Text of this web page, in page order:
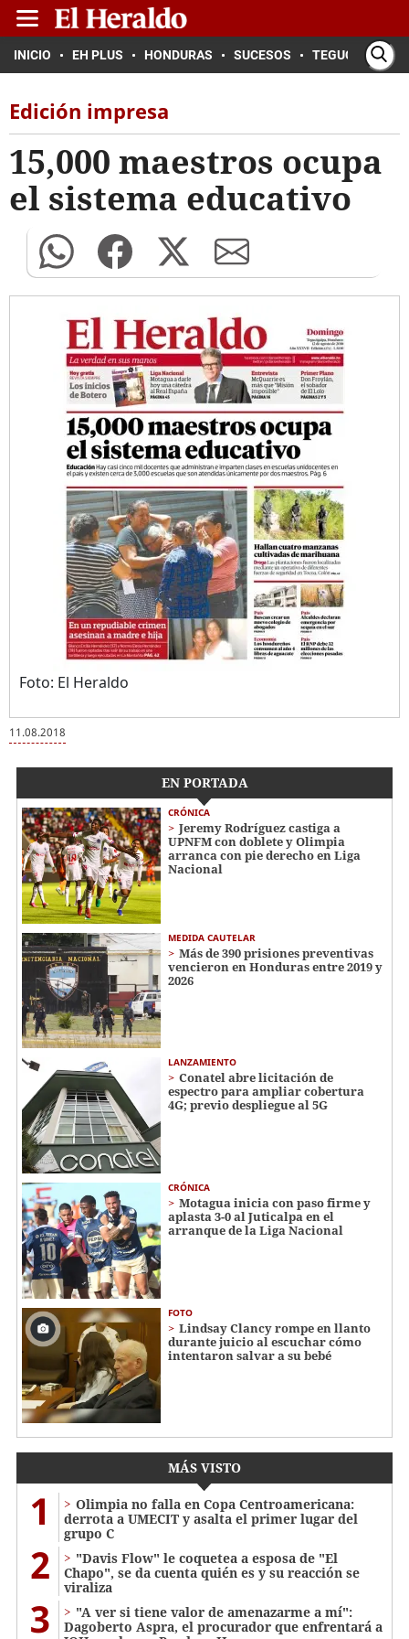
INICIO EH PLUS HONDURAS SUCESOS TEGUCIGALPA
Edición impresa
15,000 maestros ocupa
el sistema educativo
Foto: El Heraldo
11.08.2018
EN PORTADA
CRÓNICA
Jeremy Rodríguez castiga a
UPNFM con doblete y Olimpia
arranca con pie derecho en Liga
Nacional
MEDIDA CAUTELAR
Más de 390 prisiones preventivas
vencieron en Honduras entre 2019 y
2026
LANZAMIENTO
Conatel abre licitación de
espectro para ampliar cobertura
4G; previo despliegue al 5G
CRÓNICA
Motagua inicia con paso firme y
aplasta 3-0 al Juticalpa en el
arranque de la Liga Nacional
FOTO
Lindsay Clancy rompe en llanto
durante juicio al escuchar cómo
intentaron salvar a su bebé
MÁS VISTO
1
Olimpia no falla en Copa Centroamericana:
derrota a UMECIT y asalta el primer lugar del
grupo C
2
"Davis Flow" le coquetea a esposa de "El
Chapo", se da cuenta quién es y su reacción se
viraliza
3
"A ver si tiene valor de amenazarme a mí":
Dagoberto Aspra, el procurador que enfrentará a